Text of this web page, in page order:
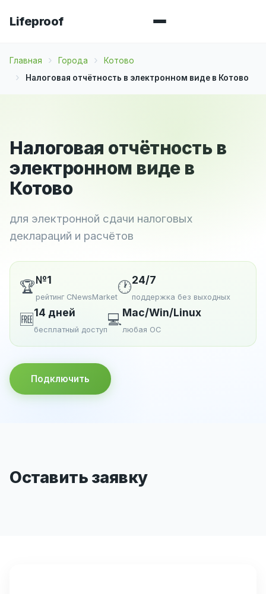
Lifeproof
Главная Города
Котово
Налоговая отчётность в электронном виде в Котово
Налоговая отчётность в
электронном виде в
Котово
для электронной сдачи налоговых
деклараций и расчётов
🏆№1
рейтинг CNewsMarket
🕐24/7
поддержка без выходных
🆓14 дней
бесплатный доступ
💻Mac/Win/Linux
любая ОС
Подключить
Оставить заявку